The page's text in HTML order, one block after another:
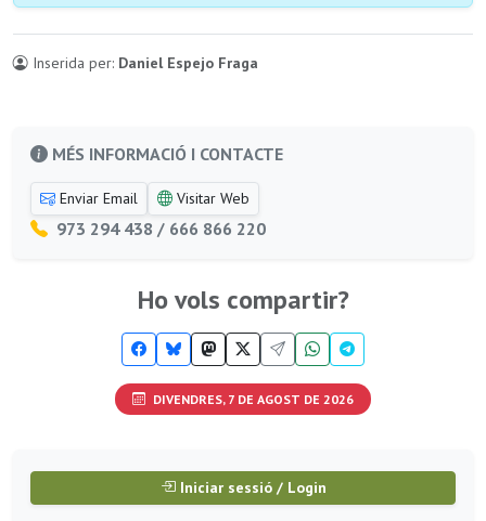
Inserida per: Daniel Espejo Fraga
MÉS INFORMACIÓ I CONTACTE
Enviar Email Visitar Web
973 294 438 / 666 866 220
Ho vols compartir?
DIVENDRES, 7 DE AGOST DE 2026
Iniciar sessió / Login